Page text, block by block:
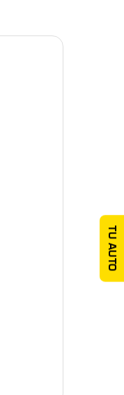
TU AUTO